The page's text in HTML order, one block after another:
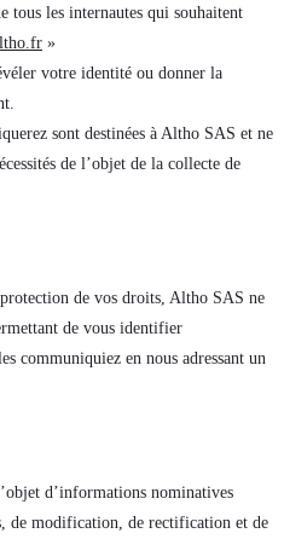
tous les internautes qui souhaitent
»
votre identité ou donner la
sont destinées à Altho SAS et ne
de l’objet de la collecte de
de vos droits, Altho SAS ne
de vous identifier
communiquiez en nous adressant un
d’informations nominatives
de modification, de rectification et de